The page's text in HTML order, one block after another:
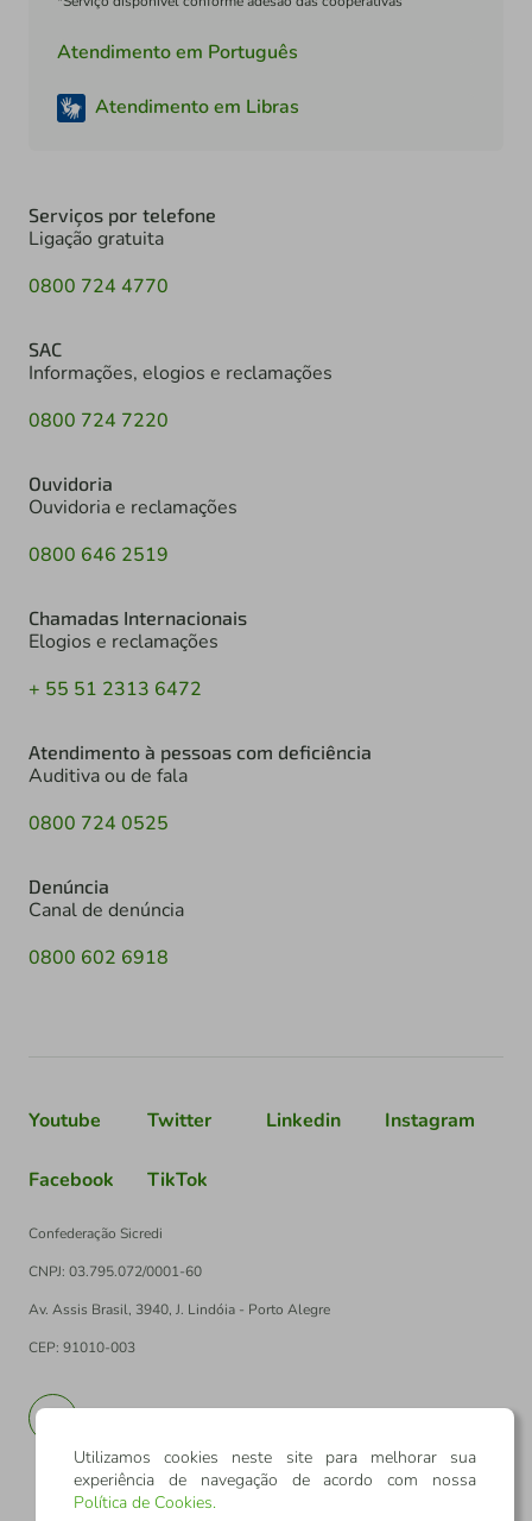
Atendimento em Português
Atendimento em Libras
Serviços por telefone
Ligação gratuita
0800 724 4770
SAC
Informações, elogios e reclamações
0800 724 7220
Ouvidoria
Ouvidoria e reclamações
0800 646 2519
Chamadas Internacionais
Elogios e reclamações
+ 55 51 2313 6472
Atendimento à pessoas com deficiência
Auditiva ou de fala
0800 724 0525
Denúncia
Canal de denúncia
0800 602 6918
Youtube Twitter Linkedin Instagram
Facebook TikTok
Confederação Sicredi
CNPJ: 03.795.072/0001-60
Av. Assis Brasil, 3940, J. Lindóia - Porto Alegre
CEP: 91010-003
Utilizamos cookies neste site para melhorar sua
experiência de navegação de acordo com nossa
Política de Cookies.